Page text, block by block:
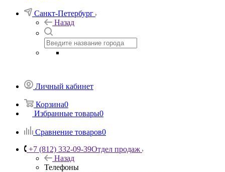
Санкт-Петербург
Назад
Личный кабинет
Корзина0
Избранные товары0
Сравнение товаров0
+7 (812) 332-09-39Отдел продаж
Назад
Телефоны